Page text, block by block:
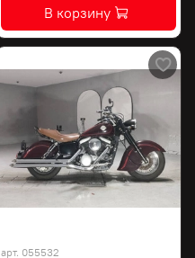
В корзину
арт. 055532